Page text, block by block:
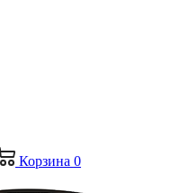
Корзина 0